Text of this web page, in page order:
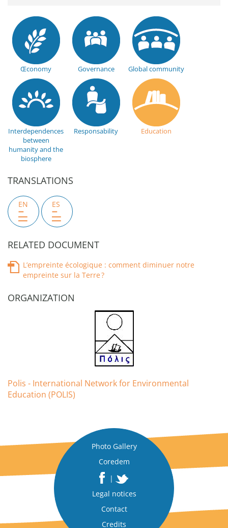
Œconomy Governance Global community
Interdependences
between
humanity and the
biosphere
Responsability Education
TRANSLATIONS
EN ES
RELATED DOCUMENT
L’empreinte écologique : comment diminuer notre
empreinte sur la Terre ?
ORGANIZATION
Polis - International Network for Environmental
Education (POLIS)
Photo Gallery
Coredem
|
Legal notices
Contact
Credits